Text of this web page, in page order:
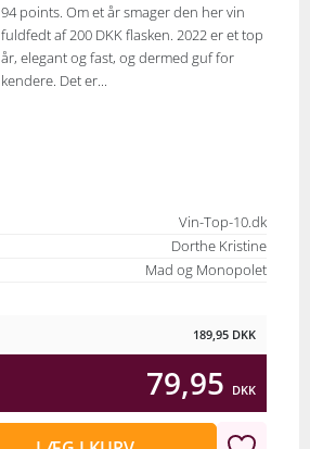
94 points. Om et år smager den her vin
fuldfedt af 200 DKK flasken. 2022 er et top
år, elegant og fast, og dermed guf for
kendere. Det er...
Vin-Top-10.dk
Dorthe Kristine
Mad og Monopolet
189,95 DKK
79,95 DKK